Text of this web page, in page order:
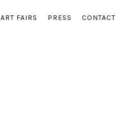
ART FAIRS PRESS CONTACT